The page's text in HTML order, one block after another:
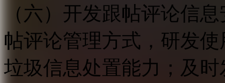
（六）开发跟帖评论信
帖评论管理方式，研发
垃圾信息处置能力；及